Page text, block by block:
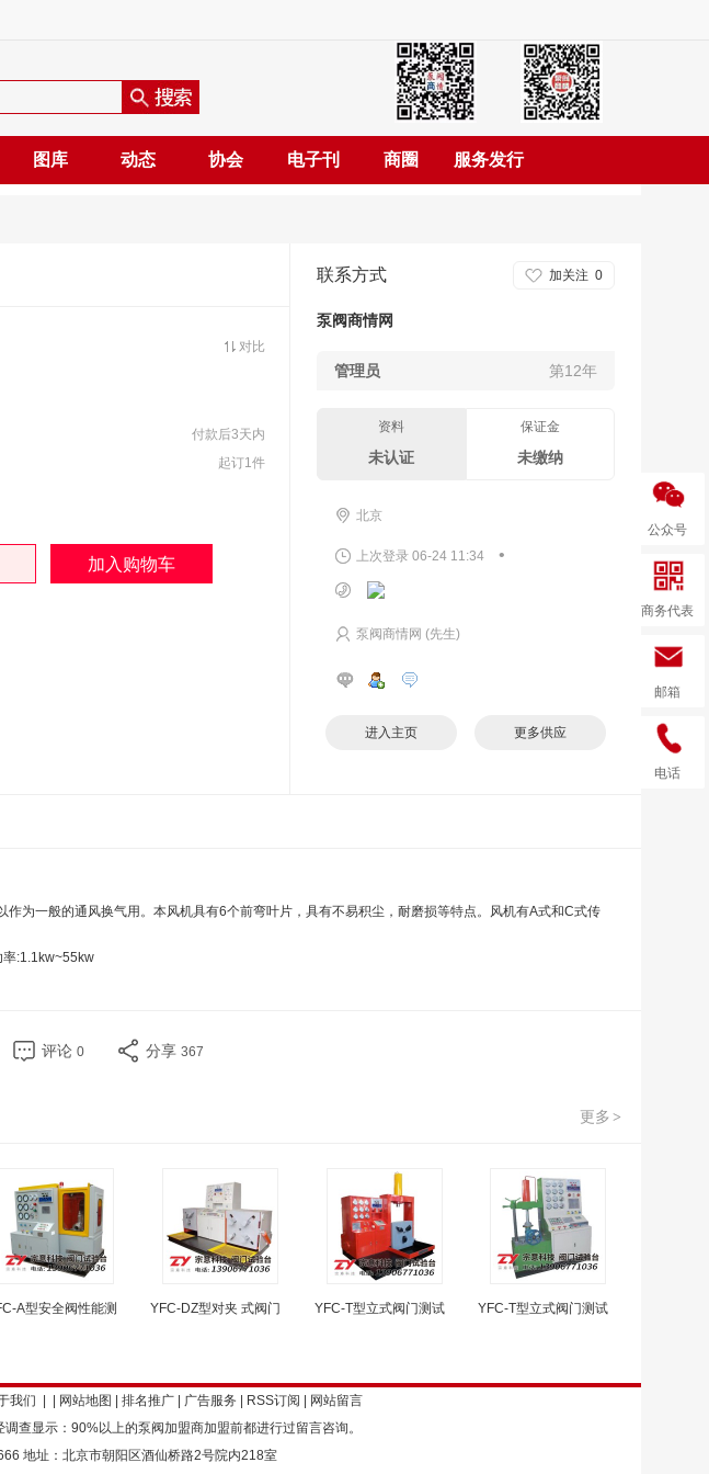
图库 动态 协会 电子刊 商圈 服务发行
对比
付款后3天内
起订1件
联系方式 加关注 0
泵阀商情网
管理员 第12年
资料
未认证
保证金
未缴纳
北京
上次登录 06-24 11:34 •
泵阀商情网 (先生)
进入主页 更多供应
为一般的通风换气用。本风机具有6个前弯叶片，具有不易积尘，耐磨损等特点。风机有A式和C式传
:1.1kw~55kw
评论 0 分享 367
更多 >
A型安全阀性能测 YFC-DZ型对夹 式阀门 YFC-T型立式阀门测试 YFC-T型立式阀门测试
我们 网站地图 排名推广 广告服务 RSS订阅
网站留言
查显示：90%以上的泵阀加盟商加盟前都进行过留言咨询。
地址：北京市朝阳区酒仙桥路2号院内218室
公众号
商务代表
邮箱
电话